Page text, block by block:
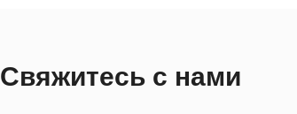
Свяжитесь с нами